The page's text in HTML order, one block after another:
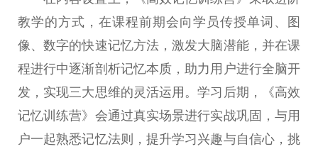
教学的方式，在课程前期会向学员传授单词、图
像、数字的快速记忆方法，激发大脑潜能，并在课
程进行中逐渐剖析记忆本质，助力用户进行全脑开
发，实现三大思维的灵活运用。学习 后期，《高效
记忆训练营》会通过真实场景进行实战巩固，与用
户一起熟悉记忆法则，提升学习兴趣与自信心，挑